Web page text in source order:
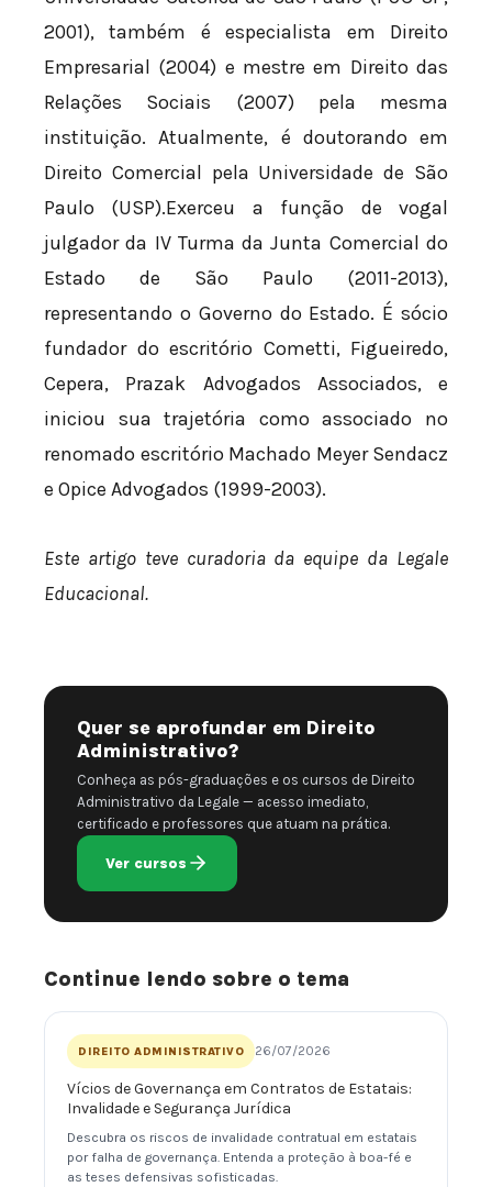
2001), também é especialista em Direito
Empresarial (2004) e mestre em Direito das
Relações Sociais (2007) pela mesma
instituição. Atualmente, é doutorando em
Direito Comercial pela Universidade de São
Paulo (USP).Exerceu a função de vogal
julgador da IV Turma da Junta Comercial do
Estado de São Paulo (2011-2013),
representando o Governo do Estado. É sócio
fundador do escritório Cometti, Figueiredo,
Cepera, Prazak Advogados Associados, e
iniciou sua trajetória como associado no
renomado escritório Machado Meyer Sendacz
e Opice Advogados (1999-2003).
Este artigo teve curadoria da equipe da Legale
Educacional.
Quer se aprofundar em Direito
Administrativo?
Conheça as pós-graduações e os cursos de Direito
Administrativo da Legale — acesso imediato,
certificado e professores que atuam na prática.
Ver cursos
Continue lendo sobre o tema
DIREITO ADMINISTRATIVO 26/07/2026
Vícios de Governança em Contratos de Estatais:
Invalidade e Segurança Jurídica
Descubra os riscos de invalidade contratual em estatais
por falha de governança. Entenda a proteção à boa-fé e
as teses defensivas sofisticadas.